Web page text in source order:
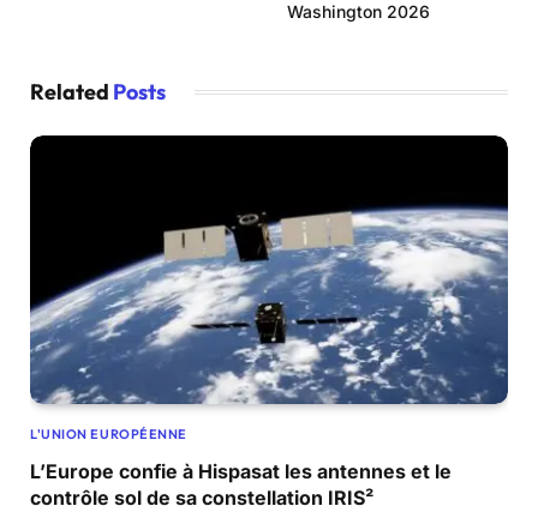
Washington 2026
Related Posts
L'UNION EUROPÉENNE
L’Europe confie à Hispasat les antennes et le
contrôle sol de sa constellation IRIS²